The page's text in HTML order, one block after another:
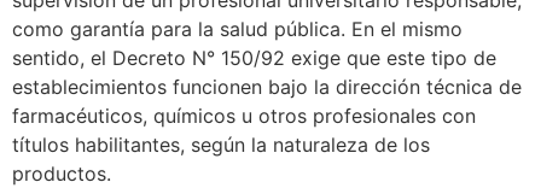
como garantía para la salud pública. En el mismo
sentido, el Decreto N° 150/92 exige que este tipo de
establecimientos funcionen bajo la dirección técnica de
farmacéuticos, químicos u otros profesionales con
títulos habilitantes, según la naturaleza de los
productos.